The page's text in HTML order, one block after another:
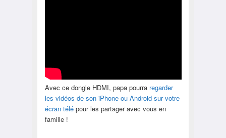
Avec ce dongle HDMI, papa pourra regarder
les vidéos de son iPhone ou Android sur votre
écran télépour les partager avec vous en
famille !